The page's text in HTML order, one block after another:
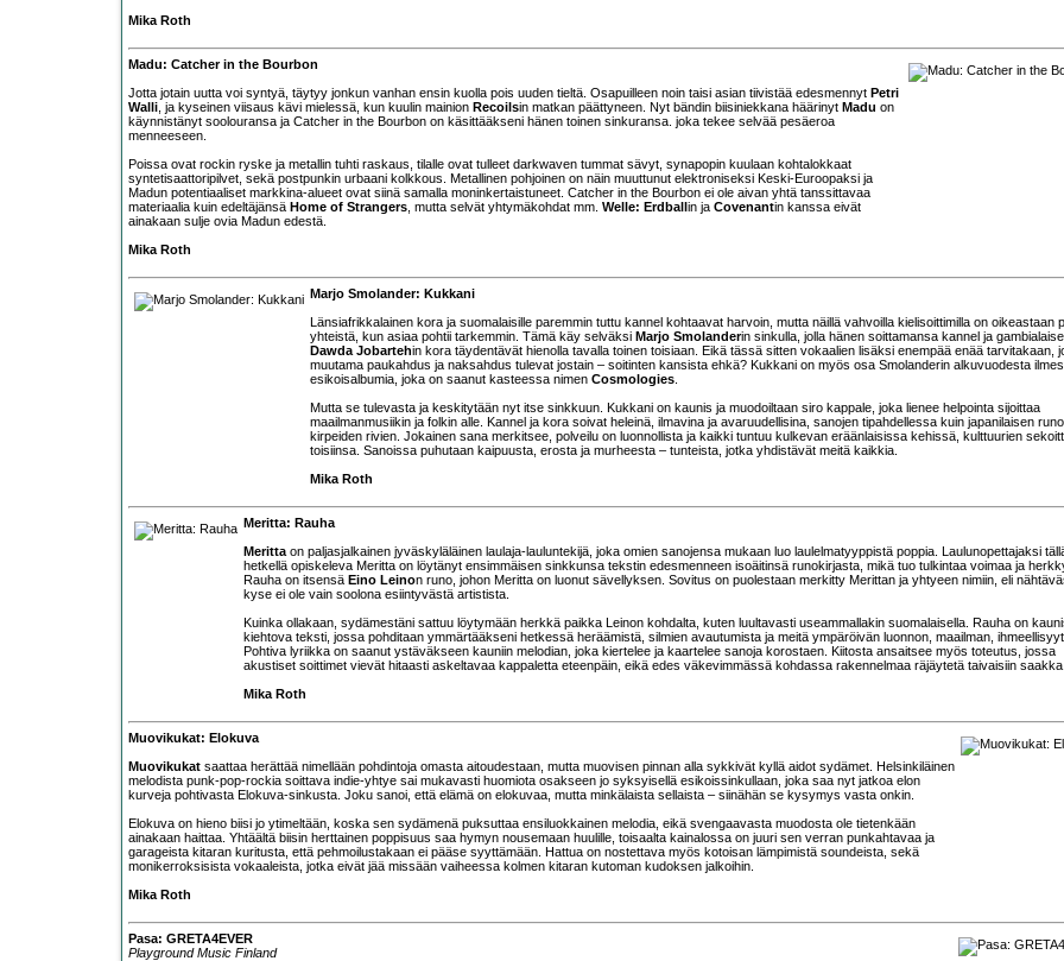
Mika Roth
Madu: Catcher in the Bourbon
Jotta jotain uutta voi syntyä, täytyy jonkun vanhan ensin kuolla pois uuden tieltä. Osapuilleen noin taisi asian tiivistää edesmennyt Petri
Walli , ja kyseinen viisaus kävi mielessä, kun kuulin mainion Recoilsin matkan päättyneen. Nyt bändin biisiniekkana häärinyt Madu on
käynnistänyt soolouransa ja Catcher in the Bourbon on käsittääkseni hänen toinen sinkuransa. joka tekee selvää pesäeroa
menneeseen.
Poissa ovat rockin ryske ja metallin tuhti raskaus, tilalle ovat tulleet darkwaven tummat sävyt, synapopin kuulaan kohtalokkaat
syntetisaattoripilvet, sekä postpunkin urbaani kolkkous. Metallinen pohjoinen on näin muuttunut elektroniseksi Keski-Euroopaksi ja
Madun potentiaaliset markkina-alueet ovat siinä samalla moninkertaistuneet. Catcher in the Bourbon ei ole aivan yhtä tanssittavaa
materiaalia kuin edeltäjänsä Home of Strangers , mutta selvät yhtymäkohdat mm. Welle: Erdballin ja Covenantin kanssa eivät
ainakaan sulje ovia Madun edestä.
Mika Roth
Marjo Smolander: Kukkani
Länsiafrikkalainen kora ja suomalaisille paremmin tuttu kannel kohtaavat harvoin, mutta näillä vahvoilla kielisoittimilla on oikeastaan
yhteistä, kun asiaa pohtii tarkemmin. Tämä käy selväksi Marjo Smolanderin sinkulla, jolla hänen soittamansa kannel ja
Dawda Jobartehin kora täydentävät hienolla tavalla toinen toisiaan. Eikä tässä sitten vokaalien lisäksi enempää enää tarvitakaan,
muutama paukahdus ja naksahdus tulevat jostain – soitinten kansista ehkä? Kukkani on myös osa Smolanderin alkuvuodesta
esikoisalbumia, joka on saanut kasteessa nimen Cosmologies
Mutta se tulevasta ja keskitytään nyt itse sinkkuun. Kukkani on kaunis ja muodoiltaan siro kappale, joka lienee helpointa sijoittaa
maailmanmusiikin ja folkin alle. Kannel ja kora soivat heleinä, ilmavina ja avaruudellisina, sanojen tipahdellessa kuin japanilaisen
kirpeiden rivien. Jokainen sana merkitsee, polveilu on luonnollista ja kaikki tuntuu kulkevan eräänlaisissa kehissä, kulttuurien
toisiinsa. Sanoissa puhutaan kaipuusta, erosta ja murheesta – tunteista, jotka yhdistävät meitä kaikkia.
Mika Roth
Meritta: Rauha
Meritta on paljasjalkainen jyväskyläläinen laulaja-lauluntekijä, joka omien sanojensa mukaan luo laulelmatyyppistä poppia. Laulunopettajaksi
hetkellä opiskeleva Meritta on löytänyt ensimmäisen sinkkunsa tekstin edesmenneen isoäitinsä runokirjasta, mikä tuo tulkintaa voimaa ja
Rauha on itsensä Eino Leinon runo, johon Meritta on luonut sävellyksen. Sovitus on puolestaan merkitty Merittan ja yhtyeen nimiin, eli
kyse ei ole vain soolona esiintyvästä artistista.
Kuinka ollakaan, sydämestäni sattuu löytymään herkkä paikka Leinon kohdalta, kuten luultavasti useammallakin suomalaisella. Rauha on
kiehtova teksti, jossa pohditaan ymmärtääkseni hetkessä heräämistä, silmien avautumista ja meitä ympäröivän luonnon, maailman,
Pohtiva lyriikka on saanut ystäväkseen kauniin melodian, joka kiertelee ja kaartelee sanoja korostaen. Kiitosta ansaitsee myös toteutus, jossa
akustiset soittimet vievät hitaasti askeltavaa kappaletta eteenpäin, eikä edes väkevimmässä kohdassa rakennelmaa räjäytetä taivaisiin saakka.
Mika Roth
Muovikukat: Elokuva
Muovikukat saattaa herättää nimellään pohdintoja omasta aitoudestaan, mutta muovisen pinnan alla sykkivät kyllä aidot sydämet. Helsinkiläinen
melodista punk-pop-rockia soittava indie-yhtye sai mukavasti huomiota osakseen jo syksyisellä esikoissinkullaan, joka saa nyt jatkoa elon
kurveja pohtivasta Elokuva-sinkusta. Joku sanoi, että elämä on elokuvaa, mutta minkälaista sellaista – siinähän se kysymys vasta onkin.
Elokuva on hieno biisi jo ytimeltään, koska sen sydämenä puksuttaa ensiluokkainen melodia, eikä svengaavasta muodosta ole tietenkään
ainakaan haittaa. Yhtäältä biisin herttainen poppisuus saa hymyn nousemaan huulille, toisaalta kainalossa on juuri sen verran punkahtavaa ja
garageista kitaran kuritusta, että pehmoilustakaan ei pääse syyttämään. Hattua on nostettava myös kotoisan lämpimistä soundeista, sekä
monikerroksisista vokaaleista, jotka eivät jää missään vaiheessa kolmen kitaran kutoman kudoksen jalkoihin.
Mika Roth
Pasa: GRETA4EVER
Playground Music Finland